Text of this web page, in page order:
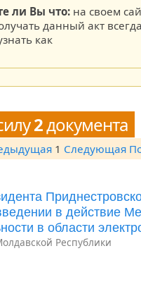
ли Вы что: на своем
данный акт всегда
как
2документа
1 Следующая
в действие
в области
Республики